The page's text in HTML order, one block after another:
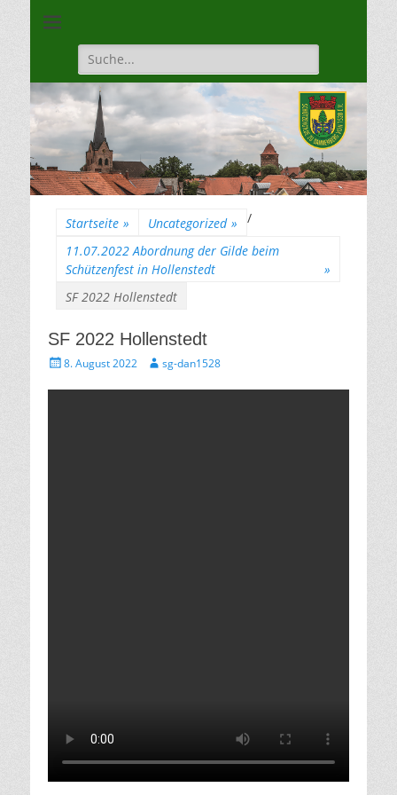
1528
Suche
für:
Startseite » Uncategorized »
/
11.07.2022 Abordnung der Gilde beim
Schützenfest in Hollenstedt
»
SF 2022 Hollenstedt
SF 2022 Hollenstedt
Gepostet
8. August 2022 Autorsg-dan1528